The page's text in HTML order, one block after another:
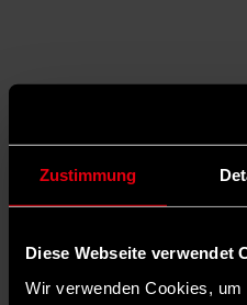
Zustimmung
Diese Webseite verwendet
Wir verwenden Cookies,